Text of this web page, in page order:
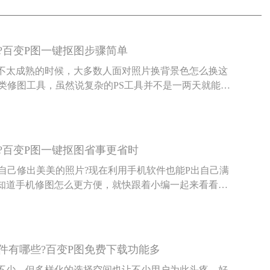
变P图一键抠图步骤简单
太成熟的时候，大多数人面对照片换背景色怎么换这
修图工具，虽然说复杂的PS工具并不是一两天就能学
变P图一键抠图省事更省时
己修出美美的照片?现在利用手机软件也能P出自己满
道手机修图怎么更方便，就快跟着小编一起来看看智
有哪些?百变P图免费下载功能多